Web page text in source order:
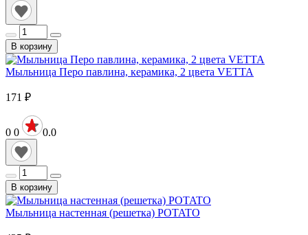
В корзину
Мыльница Перо павлина, керамика, 2 цвета VETTA
171 ₽
0 0 0.0
В корзину
Мыльница настенная (решетка) POTATO